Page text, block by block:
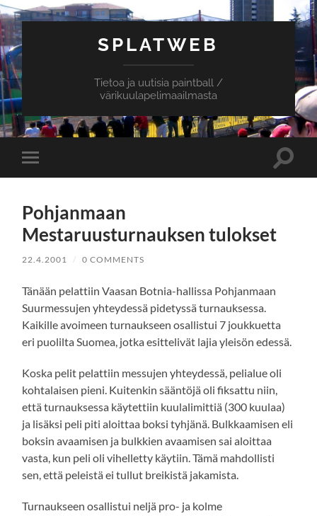
SPLATWEB
Tietoa ja uutisia paintball /
värikuulapelimaailmasta
Toggle
mobile
Toggle
Pohjanmaan
Mestaruusturnauksen tulokset
22.4.2001 / 0 COMMENTS
Tänään pelattiin Vaasan Botnia-hallissa Pohjanmaan
Suurmessujen yhteydessä pidetyssä turnauksessa.
Kaikille avoimeen turnaukseen osallistui 7 joukkuetta
eri puolilta Suomea, jotka esittelivät lajia yleisön edessä.
Koska pelit pelattiin messujen yhteydessä, pelialue oli
kohtalaisen pieni. Kuitenkin sääntöjä oli fiksattu niin,
että turnauksessa käytettiin kuulalimittiä (300 kuulaa)
ja lisäksi peli piti aloittaa boksi tyhjänä. Bulkkaamisen eli
boksin avaamisen ja bulkkien avaamisen sai aloittaa
vasta, kun peli oli vihelletty käytiin. Tämä mahdollisti
sen, että peleistä ei tullut breikistä jakamista.
Turnaukseen osallistui neljä pro- ja kolme